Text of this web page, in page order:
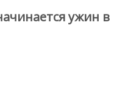
ужин в